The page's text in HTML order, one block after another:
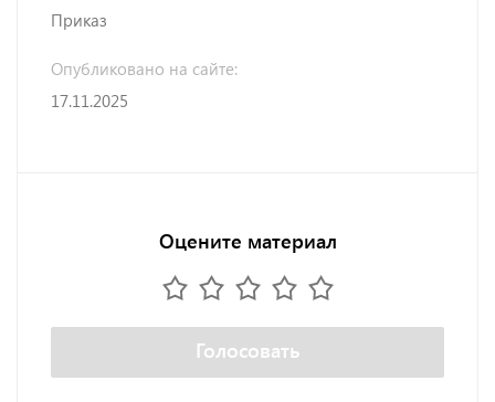
Приказ
Опубликовано на сайте:
17.11.2025
Оцените материал
Голосовать